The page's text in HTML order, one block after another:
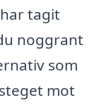
tagit
noggrant
som
mot